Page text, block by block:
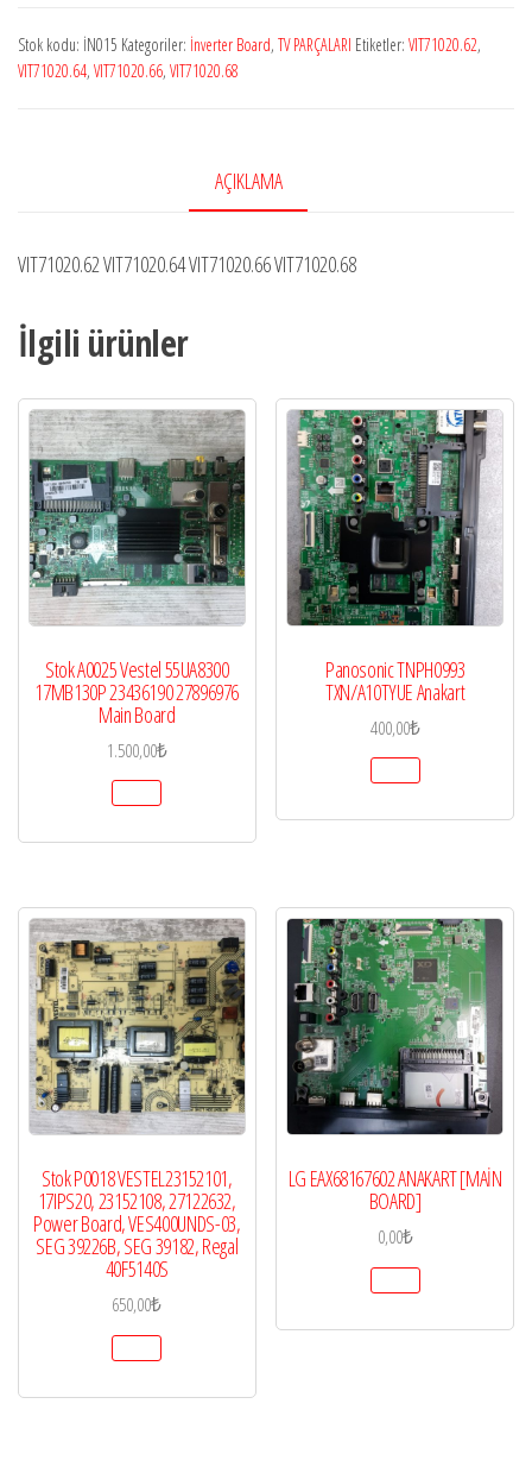
İnverter
Board
Stok kodu: İN015 Kategoriler: İnverter Board, TV PARÇALARI Etiketler: VIT71020.62,
VIT71020.64, VIT71020.66, VIT71020.68
AÇIKLAMA
VIT71020.62 VIT71020.64 VIT71020.66 VIT71020.68
İlgili ürünler
Stok A0025 Vestel 55UA8300
17MB130P 23436190 27896976
Main Board
1.500,00₺
Panosonic TNPH0993
TXN/A10TYUE Anakart
400,00₺
Stok P0018 VESTEL23152101,
17IPS20, 23152108, 27122632,
Power Board, VES400UNDS-03,
SEG 39226B, SEG 39182, Regal
40F5140S
650,00₺
LG EAX68167602 ANAKART [MAİN
BOARD]
0,00₺